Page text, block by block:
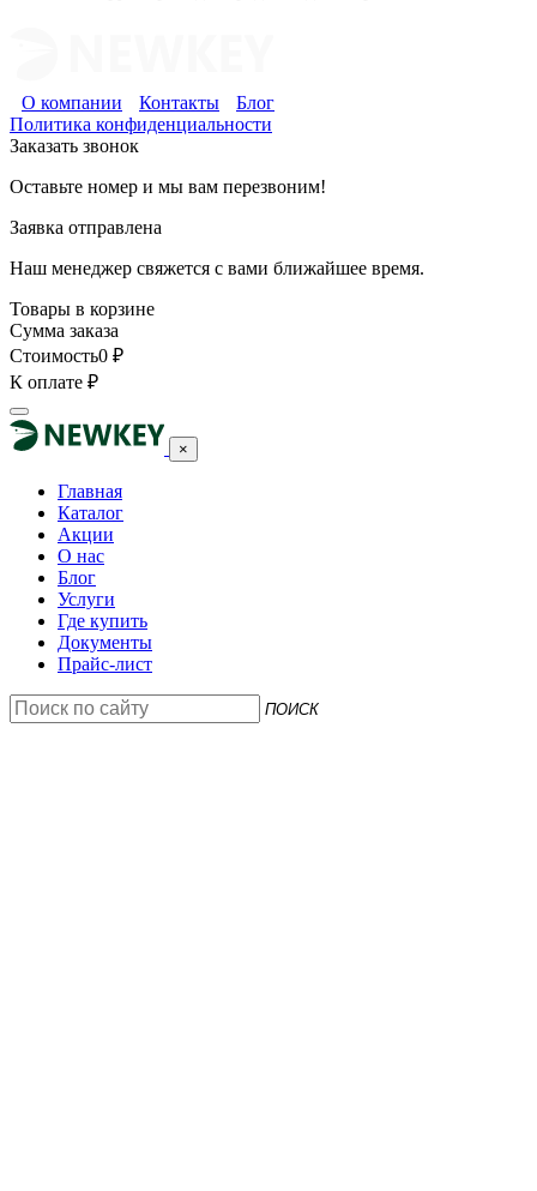
О компании Контакты
Блог
Политика конфиденциальности
Заказать звонок
Оставьте номер и мы вам перезвоним!
Заявка отправлена
Наш менеджер свяжется с вами ближайшее время.
Товары в корзине
Сумма заказа
Стоимость0 ₽
К оплате ₽
×
Главная
Каталог
Акции
О нас
Блог
Услуги
Где купить
Документы
Прайс-лист
ПОИСК